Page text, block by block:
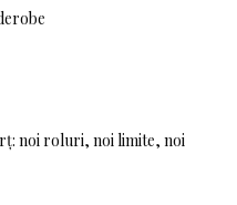
noi roluri, noi limite, noi